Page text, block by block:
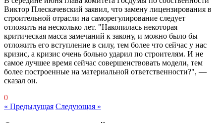
Виктор Плескачевский заявил, что замену лицензирования в
строительной отрасли на саморегулирование следует
отложить на несколько лет. "Накопилась некоторая
критическая масса замечаний к закону, и можно было бы
отложить его вступление в силу, тем более что сейчас у нас
кризис, а кризис очень больно ударил по строителям. И не
самое лучшее время сейчас совершенствовать модели, тем
более построенные на материальной ответственности?", —
сказал он.
0
« Предыдущая Следующая »